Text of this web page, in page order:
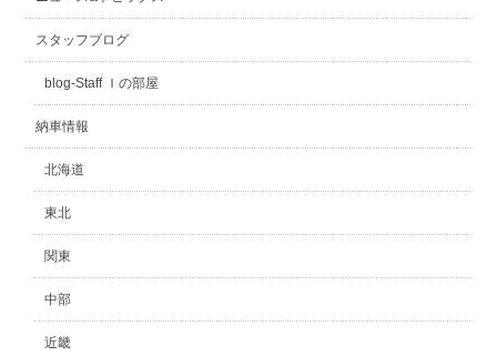
スタッフブログ
blog-Staff Ｉの部屋
納車情報
北海道
東北
関東
中部
近畿